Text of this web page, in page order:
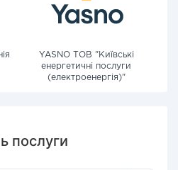
YASNO ТОВ "Київські
енергетичні послуги
(електроенергія)"
послуги